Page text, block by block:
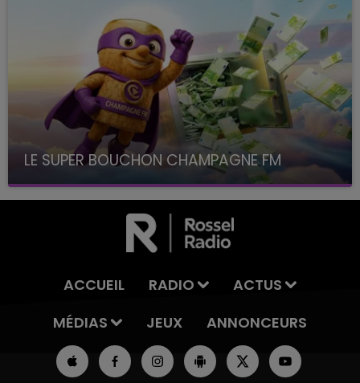
LE SUPER BOUCHON CHAMPAGNE FM
avec La Famille Champagne FM, à 8H10
ACCUEIL RADIO
ACTUS
MÉDIAS
JEUX ANNONCEURS